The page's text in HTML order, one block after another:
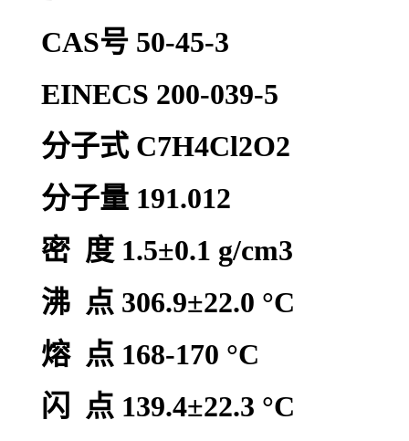
CAS号 50-45-3
EINECS 200-039-5
分子式 C7H4Cl2O2
分子量 191.012
密 度 1.5±0.1 g/cm3
沸 点 306.9±22.0 °C
熔 点 168-170 °C
闪 点 139.4±22.3 °C